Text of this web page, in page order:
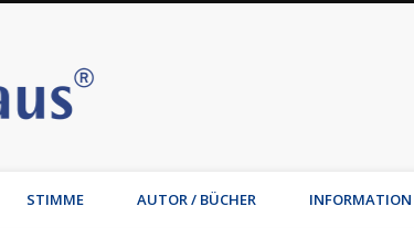
Stimmhaus | Hamburg
Wirtschaftsmediation, Familienmediation,
STIMME AUTOR / BÜCHER INFORMATION